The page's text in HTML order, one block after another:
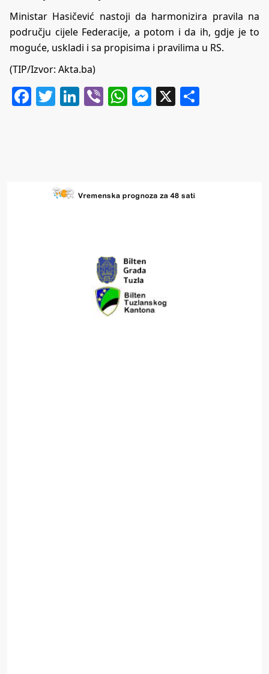
Ministar Hasičević nastoji da harmonizira pravila na
području cijele Federacije, a potom i da ih, gdje je to
moguće, uskladi i sa propisima i pravilima u RS.
(TIP/Izvor: Akta.ba)
Facebook
Twitter
LinkedIn
ViberWhatsApp
Messenger
X